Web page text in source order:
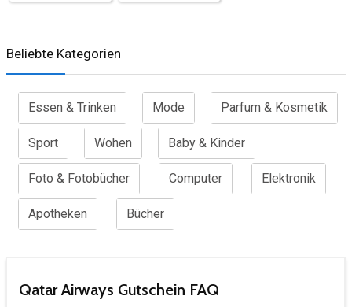
Beliebte Kategorien
Essen & Trinken Mode Parfum & Kosmetik
Sport Wohen Baby & Kinder
Foto & Fotobücher Computer Elektronik
Apotheken Bücher
Qatar Airways Gutschein FAQ